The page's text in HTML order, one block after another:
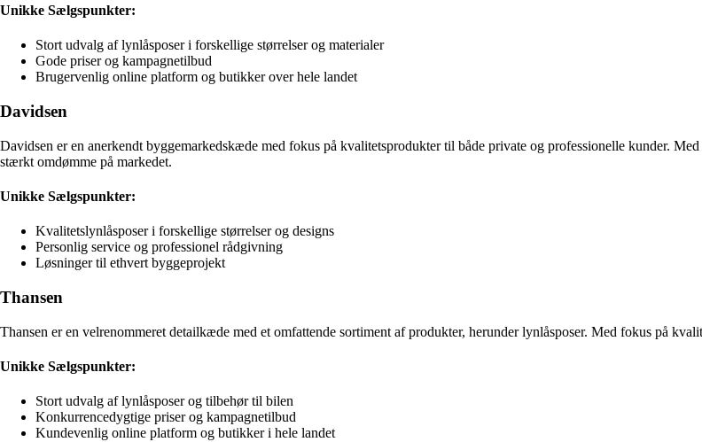
Unikke Sælgspunkter:
Stort udvalg af lynlåsposer i forskellige størrelser og materialer
Gode priser og kampagnetilbud
Brugervenlig online platform og butikker over hele landet
Davidsen
Davidsen er en anerkendt byggemarkedskæde med fokus på kvalitetsprodukter til både private og professionelle kunder.
stærkt omdømme på markedet.
Unikke Sælgspunkter:
Kvalitetslynlåsposer i forskellige størrelser og designs
Personlig service og professionel rådgivning
Løsninger til ethvert byggeprojekt
Thansen
Thansen er en velrenommeret detailkæde med et omfattende sortiment af produkter, herunder lynlåsposer. Med fokus på
Unikke Sælgspunkter:
Stort udvalg af lynlåsposer og tilbehør til bilen
Konkurrencedygtige priser og kampagnetilbud
Kundevenlig online platform og butikker i hele landet